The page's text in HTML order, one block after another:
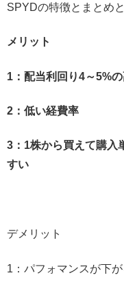
SPYDの特徴とまとめ
メリット
1：配当利回り4～5%
2：低い経費率
3：1株から買えて購入
すい
デメリット
1：パフォマンスが下